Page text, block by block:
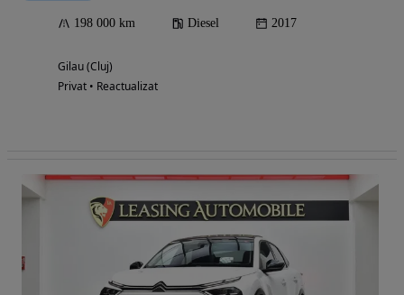
198 000 km Diesel 2017
Gilau (Cluj)
Privat • Reactualizat